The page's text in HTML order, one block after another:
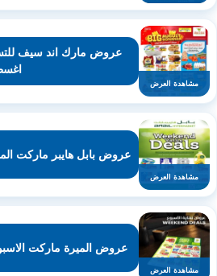
مشاهدة العرض
مشاهدة العرض
عروض بابل هايبر ماركت المعبيلة من
مشاهدة العرض
عروض الميرة ماركت الاسبوعية من 6